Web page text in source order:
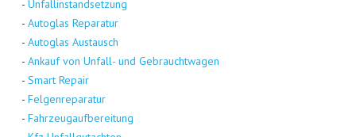
- Unfall­in­stand­set­zung
- Auto­glas Repa­ra­tur
- Auto­glas Aus­tausch
- Ankauf von Unfall- und Gebraucht­wa­gen
- Smart Repair
- Fel­gen­re­pa­ra­tur
- Fahr­zeug­auf­be­rei­tung